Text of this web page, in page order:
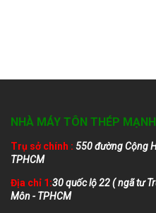
NHÀ MÁY TÔN THÉP
Trụ sở chính : 550 đường Cộng
TPHCM
Địa chỉ 1:30 quốc lộ 22 ( ngã tư
Môn - TPHCM